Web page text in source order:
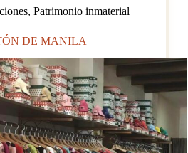
, Patrimonio inmaterial
DE MANILA